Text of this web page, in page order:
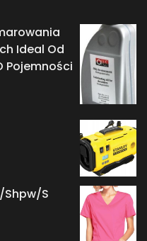
Ideal Od
Pojemności
Shpw/S